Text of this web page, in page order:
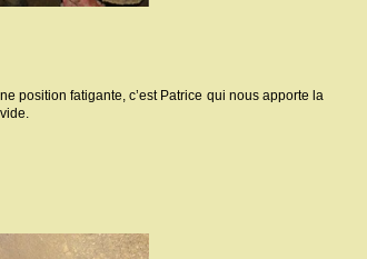
position fatigante, c’est Patrice qui nous apporte la